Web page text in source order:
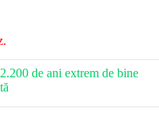
de ani extrem de bine